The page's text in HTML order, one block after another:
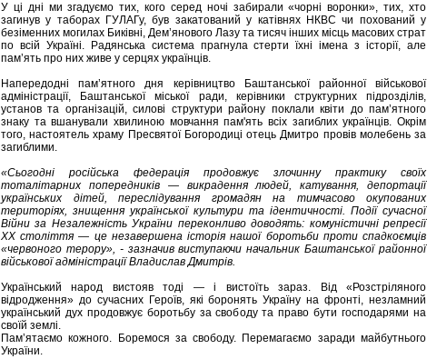
У ці дні ми згадуємо тих, кого серед ночі забирали «чорні воронки», тих, хто
загинув у таборах ГУЛАГу, був закатований у катівнях НКВС чи похований у
безіменних могилах Биківні, Дем’янового Лазу та тисяч інших місць масових страт
по всій Україні. Радянська система прагнула стерти їхні імена з історії, але
пам’ять про них живе у серцях українців.
Напередодні пам’ятного дня керівництво Баштанської районної військової
адміністрації, Баштанської міської ради, керівники структурних підрозділів,
установ та організацій, силові структури району поклали квіти до пам’ятного
знаку та вшанували хвилиною мовчання пам'ять всіх загиблих українців. Окрім
того, настоятель храму Пресвятої Богородиці отець Дмитро провів молебень за
загиблими.
«Сьогодні російська федерація продовжує злочинну практику своїх
тоталітарних попередників — викрадення людей, катування, депортації
українських дітей, переслідування громадян на тимчасово окупованих
територіях, знищення української культури та ідентичності. Події сучасної
Війни за Незалежність України переконливо доводять: комуністичні репресії
ХХ століття — це незавершена історія нашої боротьби проти спадкоємців
«червоного терору», - зазначив виступаючи начальник Баштанської районної
військової адміністрації Владислав Дмитрів.
Український народ вистояв тоді — і вистоїть зараз. Від «Розстріляного
відродження» до сучасних Героїв, які боронять Україну на фронті, незламний
український дух продовжує боротьбу за свободу та право бути господарями на
своїй землі.
Пам’ятаємо кожного. Боремося за свободу. Перемагаємо заради майбутнього
України.